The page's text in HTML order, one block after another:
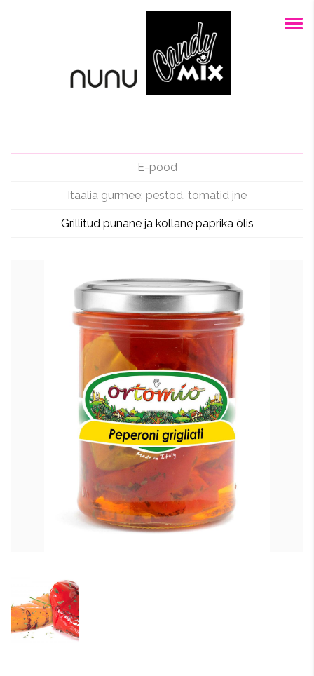
E-pood
Itaalia gurmee: pestod, tomatid jne
Grillitud punane ja kollane paprika õlis